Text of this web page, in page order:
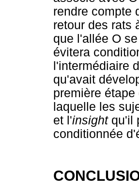
rendre compte
retour des rats
que l'allée O
évitera
l'intermédiaire
qu'avait
première
laquelle les
et l'insightqu'il
conditionnée